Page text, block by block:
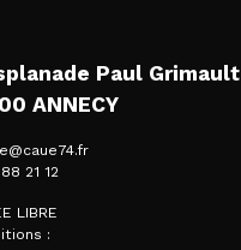
Paul Grimault
ANNECY
21 12
LIBRE
: